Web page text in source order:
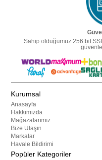
Sahip olduğumuz 256 bit
Kurumsal
Anasayfa
Hakkımızda
Mağazalarımız
Bize Ulaşın
Markalar
Havale Bildirimi
Popüler Kategoriler